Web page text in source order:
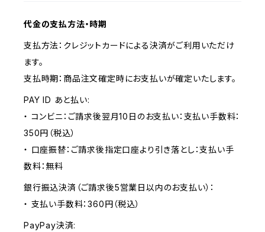
代金の支払方法・時期
支払方法：クレジットカードによる決済がご利用いただけ
ます。
支払時期：商品注文確定時にお支払いが確定いたします。
PAY ID あと払い:
・ コンビニ：ご請求後翌月10日のお支払い：支払い手数料：
350円（税込）
・ 口座振替：ご請求後指定口座より引き落とし：支払い手
数料：無料
銀行振込決済（ご請求後5営業日以内のお支払い）：
・ 支払い手数料：360円（税込）
PayPay決済: